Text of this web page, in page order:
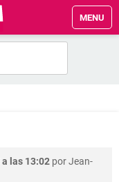
MENU
las 13:02 porJean-